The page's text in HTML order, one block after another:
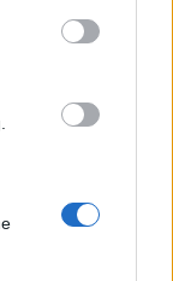
kínál,
igényre